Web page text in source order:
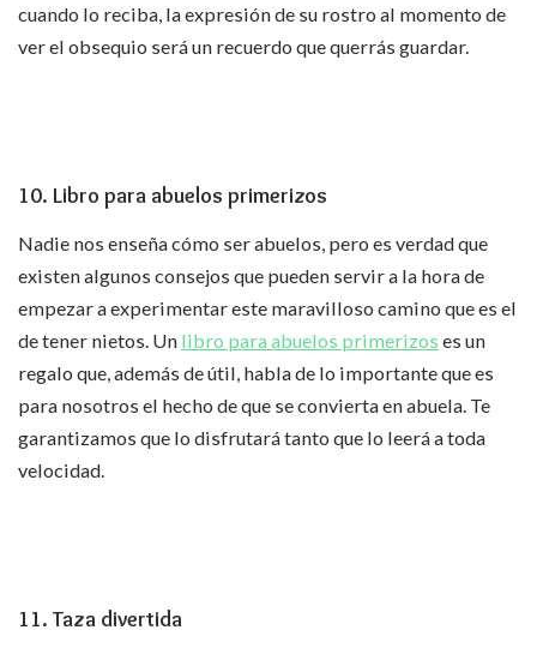
cuando lo reciba, la expresión de su rostro al momento de
ver el obsequio será un recuerdo que querrás guardar.
10. Libro para abuelos primerizos
Nadie nos enseña cómo ser abuelos, pero es verdad que
existen algunos consejos que pueden servir a la hora de
empezar a experimentar este maravilloso camino que es el
de tener nietos. Un libro para abuelos primerizos es un
regalo que, además de útil, habla de lo importante que es
para nosotros el hecho de que se convierta en abuela. Te
garantizamos que lo disfrutará tanto que lo leerá a toda
velocidad.
11. Taza divertida